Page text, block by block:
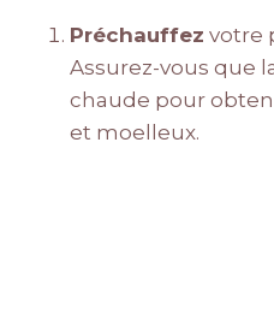
Préchauffez votre
Assurez-vous que
chaude pour
et moelleux.